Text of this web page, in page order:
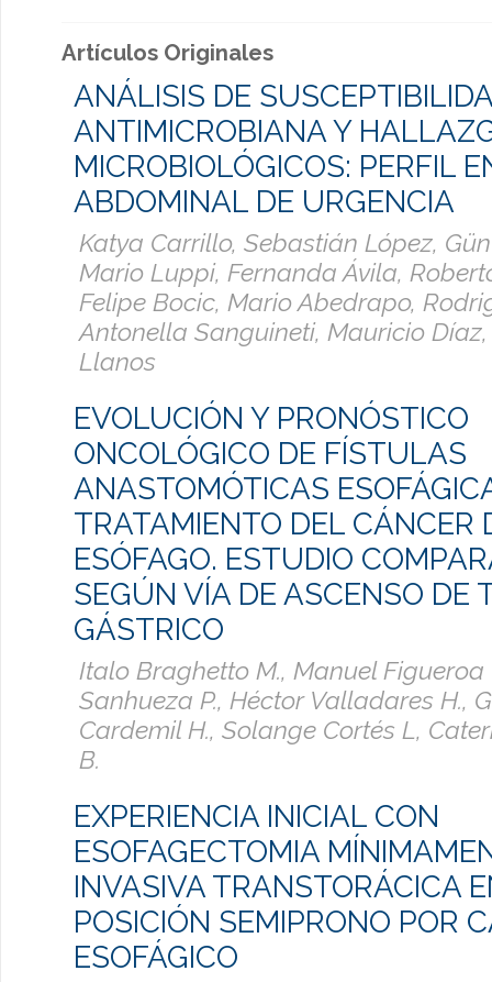
Artículos Originales
ANÁLISIS DE
ANTIMICROBIANA Y
MICROBIOLÓGICOS: PERFIL
ABDOMINAL DE URGENCIA
Katya Carrillo, Sebastián López,
Mario Luppi, Fernanda Ávila,
Felipe Bocic, Mario Abedrapo,
Antonella Sanguineti, Mauricio Díaz,
Llanos
EVOLUCIÓN Y PRONÓSTICO
ONCOLÓGICO DE FÍSTULAS
ANASTOMÓTICAS
TRATAMIENTO DEL CÁNCER
ESÓFAGO. ESTUDIO
SEGÚN VÍA DE ASCENSO DE
GÁSTRICO
Italo Braghetto M., Manuel Figueroa
Sanhueza P., Héctor Valladares H.,
Cardemil H., Solange Cortés L,
B.
EXPERIENCIA INICIAL CON
ESOFAGECTOMIA
INVASIVA TRANSTORÁCICA
POSICIÓN SEMIPRONO POR
ESOFÁGICO